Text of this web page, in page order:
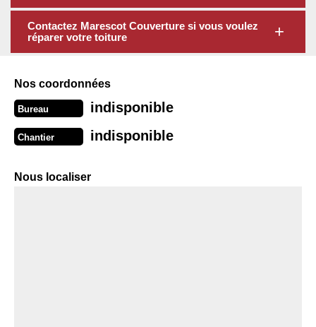
Contactez Marescot Couverture si vous voulez
réparer votre toiture
Nos coordonnées
Bureau indisponible
Chantier indisponible
Nous localiser